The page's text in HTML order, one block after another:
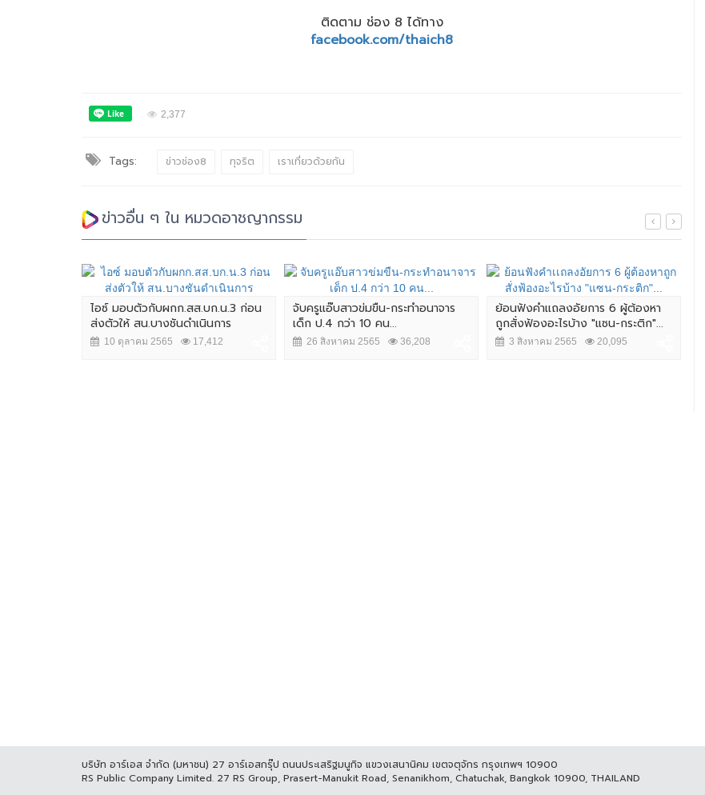
ติดตาม ช่อง 8 ได้ทาง
facebook.com/thaich8
2,377
Tags: ข่าวช่อง8 ทุจริต เราเที่ยวด้วยกัน
ข่าวอื่น ๆ ใน หมวดอาชญากรรม
ไอซ์ มอบตัวกับผกก.สส.บก.น.3 ก่อน
ส่งตัวให้ สน.บางชันดำเนินการ
10 ตุลาคม 2565 17,412
จับครูแอ๊บสาวข่มขืน-กระทำอนาจาร
เด็ก ป.4 กว่า 10 คน...
26 สิงหาคม 2565 36,208
ย้อนฟังคำเเถลงอัยการ 6 ผู้ต้องหา
ถูกสั่งฟ้องอะไรบ้าง "แซน-กระติก"...
3 สิงหาคม 2565 20,095
บริษัท อาร์เอส จำกัด (มหาชน) 27 อาร์เอสกรุ๊ป ถนนประเสริฐมนูกิจ แขวงเสนานิคม เขตจตุจักร กรุงเทพฯ 10900
RS Public Company Limited. 27 RS Group, Prasert-Manukit Road, Senanikhom, Chatuchak, Bangkok 10900, THAILAND